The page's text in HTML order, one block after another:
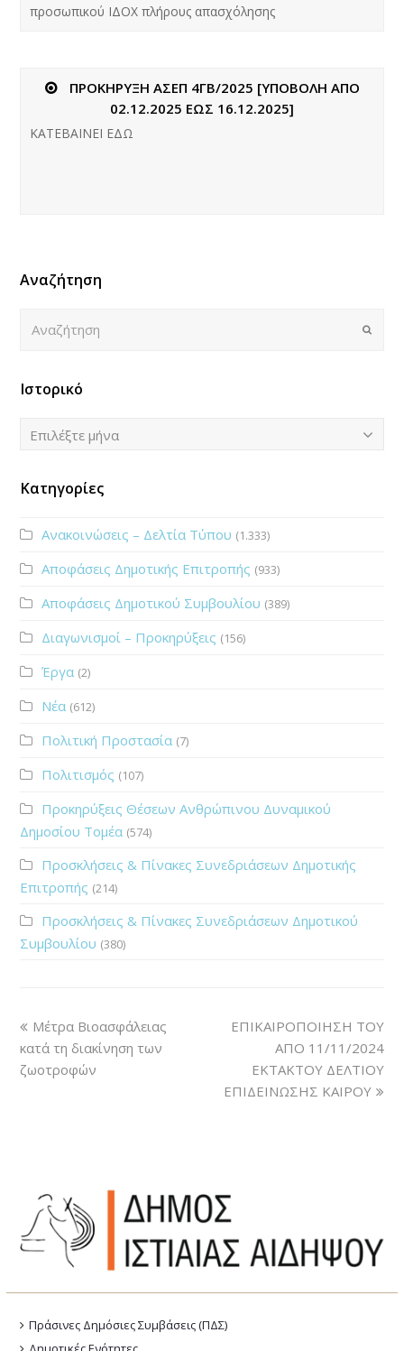
προσωπικού ΙΔΟΧ πλήρους απασχόλησης
ΠΡΟΚΗΡΥΞΗ ΑΣΕΠ 4ΓΒ/2025 [ΥΠΟΒΟΛΗ ΑΠΟ
02.12.2025 ΕΩΣ 16.12.2025]
ΚΑΤΕΒΑΙΝΕΙ ΕΔΩ
Αναζήτηση
Submit
Ιστορικό
Ιστορικό
Επιλέξτε μήνα
Κατηγορίες
Ανακοινώσεις – Δελτία Τύπου (1.333)
Αποφάσεις Δημοτικής Επιτροπής (933)
Αποφάσεις Δημοτικού Συμβουλίου (389)
Διαγωνισμοί – Προκηρύξεις (156)
Έργα (2)
Νέα (612)
Πολιτική Προστασία (7)
Πολιτισμός (107)
Προκηρύξεις Θέσεων Ανθρώπινου Δυναμικού
Δημοσίου Τομέα (574)
Προσκλήσεις & Πίνακες Συνεδριάσεων Δημοτικής
Επιτροπής (214)
Προσκλήσεις & Πίνακες Συνεδριάσεων Δημοτικού
Συμβουλίου (380)
Μέτρα Βιοασφάλειας
κατά τη διακίνηση των
ζωοτροφών
ΕΠΙΚΑΙΡΟΠΟΙΗΣΗ ΤΟΥ
ΑΠΟ 11/11/2024
ΕΚΤΑΚΤΟΥ ΔΕΛΤΙΟΥ
ΕΠΙΔΕΙΝΩΣΗΣ ΚΑΙΡΟΥ
Πράσινες Δημόσιες Συμβάσεις (ΠΔΣ)